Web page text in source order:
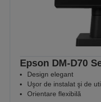
Epson DM-D70
Design elegant
Uşor de instalat şi de
Orientare flexibilă